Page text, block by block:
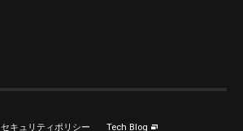
セキュリティポリシー Tech Blog